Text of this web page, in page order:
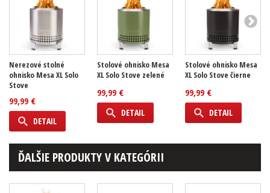
Nerezové stolné
ohnisko Mesa XL Solo
Stove
99,99 €
DETAIL
Stolové ohnisko Mesa
XL Solo Stove zelené
99,99 €
DETAIL
Stolové ohnisko Mesa
XL Solo Stove čierne
99,99 €
DETAIL
ĎALŠIE PRODUKTY V KATEGÓRII